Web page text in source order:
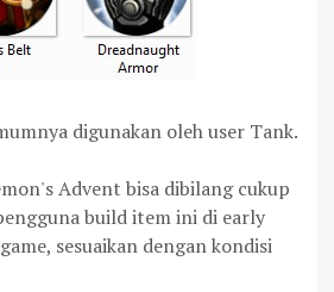
digunakan oleh user Tank.
Advent bisa dibilang cukup
build item ini di early
sesuaikan dengan kondisi